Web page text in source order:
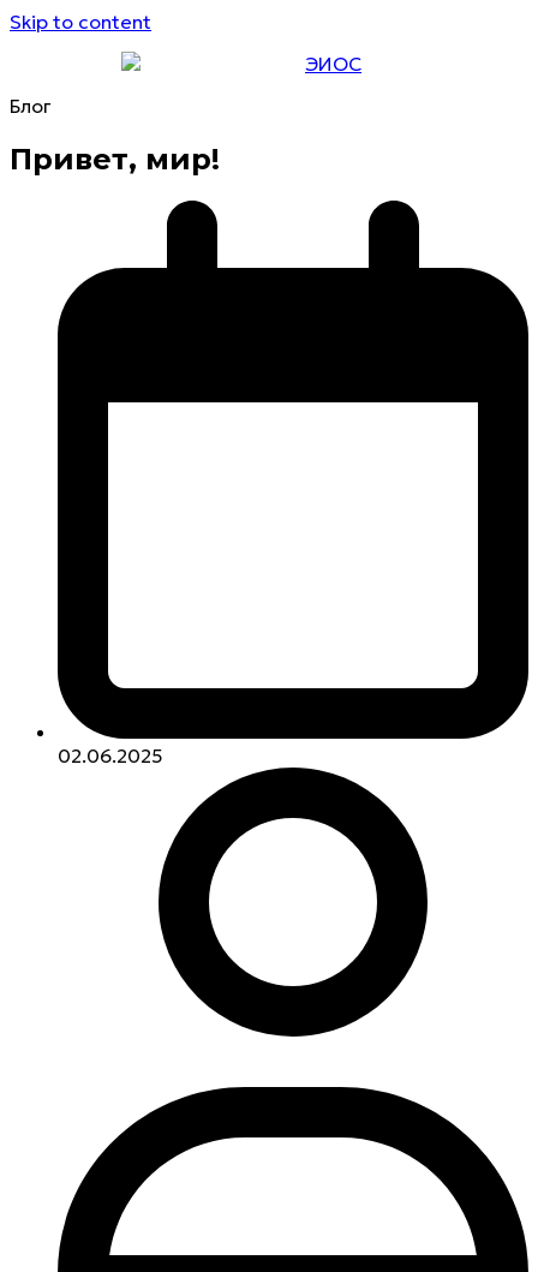
Skip to content
ЭИОС
Блог
Привет, мир!
02.06.2025